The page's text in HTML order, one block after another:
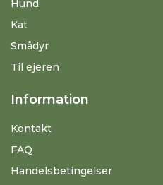
Hund
Kat
Smådyr
Til ejeren
Information
Kontakt
FAQ
Handelsbetingelser